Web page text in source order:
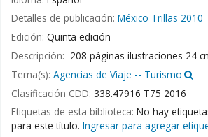
Detalles de publicación: México Trillas 2010
Edición: Quinta edición
Descripción: 208 páginas ilustraciones 24
Tema(s): Agencias de Viaje -- Turismo
Clasificación CDD: 338.47916 T75 2016
Etiquetas de esta biblioteca: No hay
para este título. Ingresar para agregar